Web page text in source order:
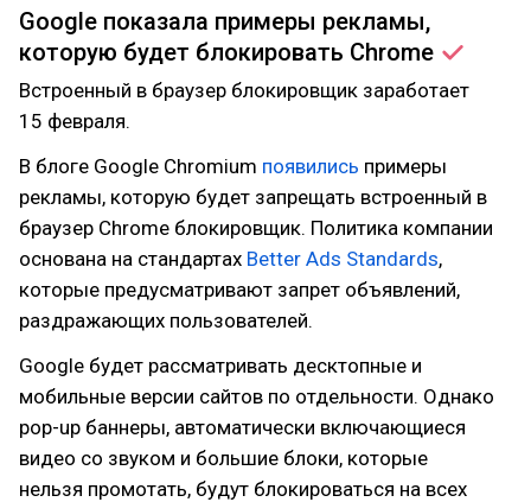
Google показала примеры рекламы,
которую будет блокировать Chrome
Встроенный в браузер блокировщик заработает
15 февраля.
В блоге Google Chromium появились примеры
рекламы, которую будет запрещать встроенный в
браузер Chrome блокировщик. Политика компании
основана на стандартах Better Ads Standards,
которые предусматривают запрет объявлений,
раздражающих пользователей.
Google будет рассматривать десктопные и
мобильные версии сайтов по отдельности. Однако
pop-up баннеры, автоматически включающиеся
видео со звуком и большие блоки, которые
нельзя промотать, будут блокироваться на всех